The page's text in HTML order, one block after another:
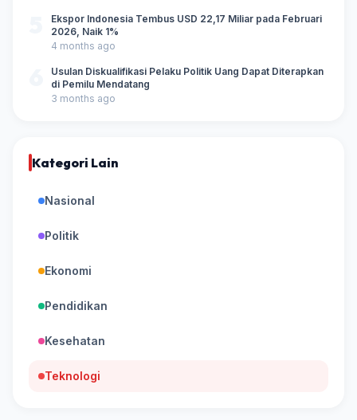
Ekspor Indonesia Tembus USD 22,17 Miliar pada Februari
2026, Naik 1%
4 months ago
Usulan Diskualifikasi Pelaku Politik Uang Dapat Diterapkan
di Pemilu Mendatang
3 months ago
Kategori Lain
Nasional
Politik
Ekonomi
Pendidikan
Kesehatan
Teknologi